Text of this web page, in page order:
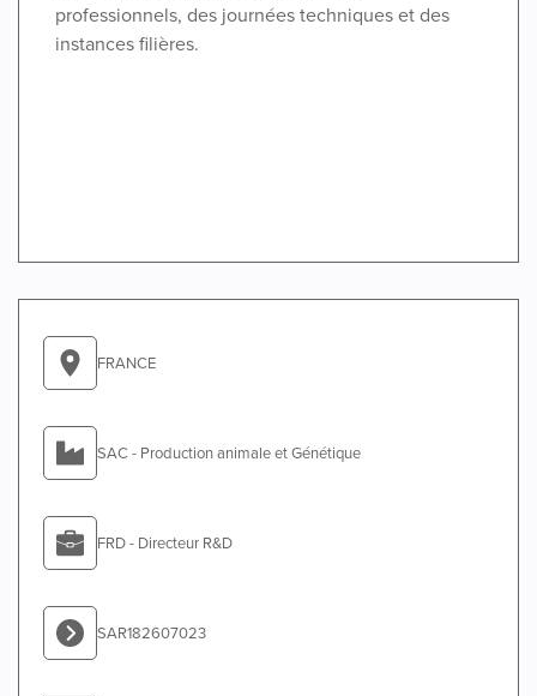
professionnels, des journées techniques et des
instances filières.
FRANCE
SAC - Production animale et Génétique
FRD - Directeur R&D
SAR182607023